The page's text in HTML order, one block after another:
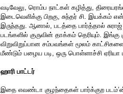
வடிவேலு, ரொம்ப நாட்கள் கழித்து,
இடைவெளிக்கு பிறகு, சுந்தர் சி. இயக்கம்
இருந்தது. ஆனால், படத்தை பார்த்தால்
படங்களில் குருவின் தாக்கம் தெரியும். இங்கு
விறுவிறுப்பான சம்பவங்கள் மூலம்
மீண்டும் பழைய படி, ஒரு பொள்ளாச்சி ஏரியா
ஹாரி பாட்டர்
இதை எவண்டா குழந்தைகள் பார்க்குற